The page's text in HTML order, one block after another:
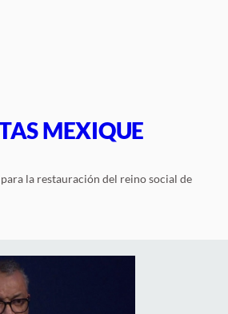
MEXIQUE
la restauración del reino social de